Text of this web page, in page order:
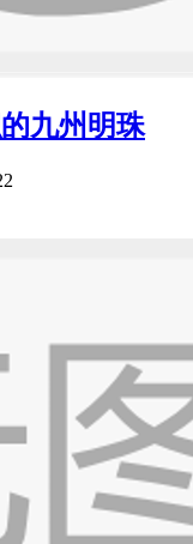
九州明珠